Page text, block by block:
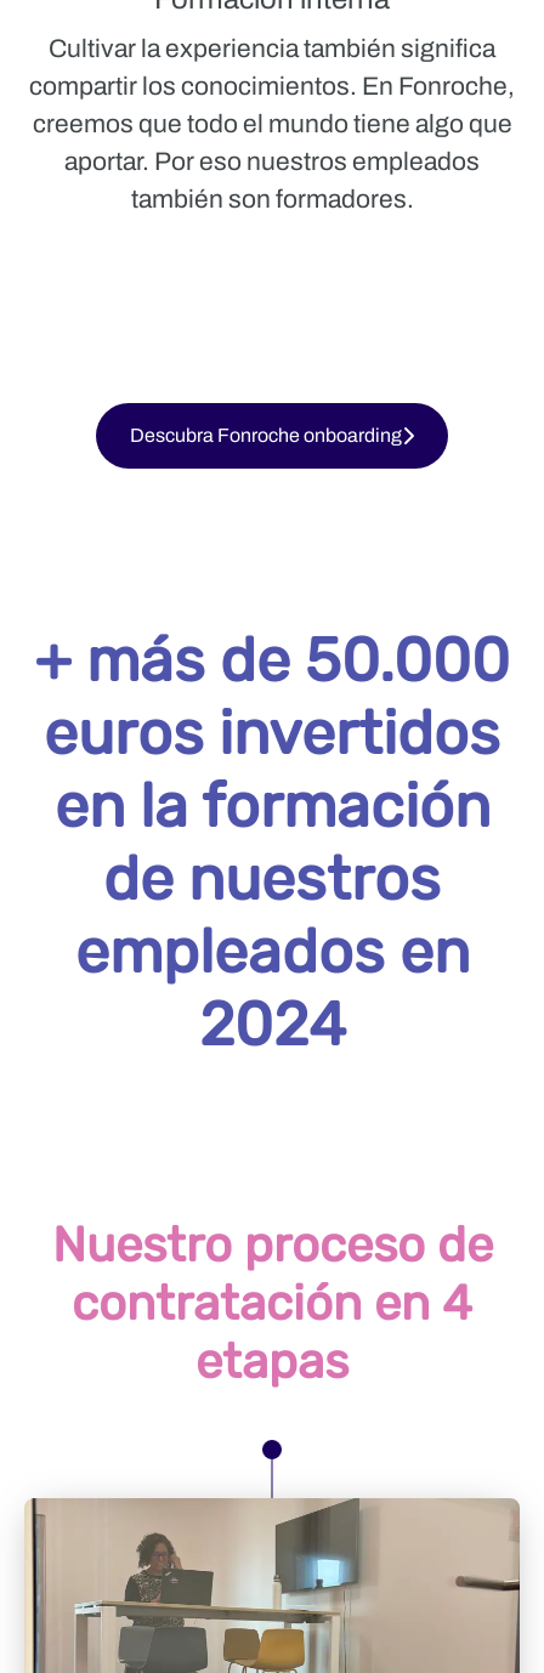
Cultivar la experiencia también significa
compartir los conocimientos. En Fonroche,
creemos que todo el mundo tiene algo que
aportar. Por eso nuestros empleados
también son formadores.
Descubra Fonroche onboarding
+ más de 50.000
euros invertidos
en la formación
de nuestros
empleados en
2024
Nuestro proceso de
contratación en 4
etapas